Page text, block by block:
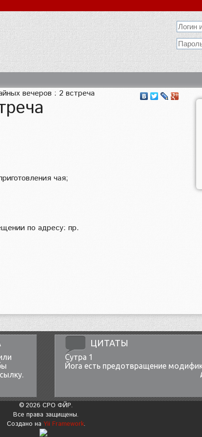
вечеров : 2 встреча
чая;
по адресу: пр.
ЦИТАТЫ
Сутра 1
Йога есть предотвращение
© 2026 СРО ФЙР.
Все права защищены.
Создано на Yii Framework.